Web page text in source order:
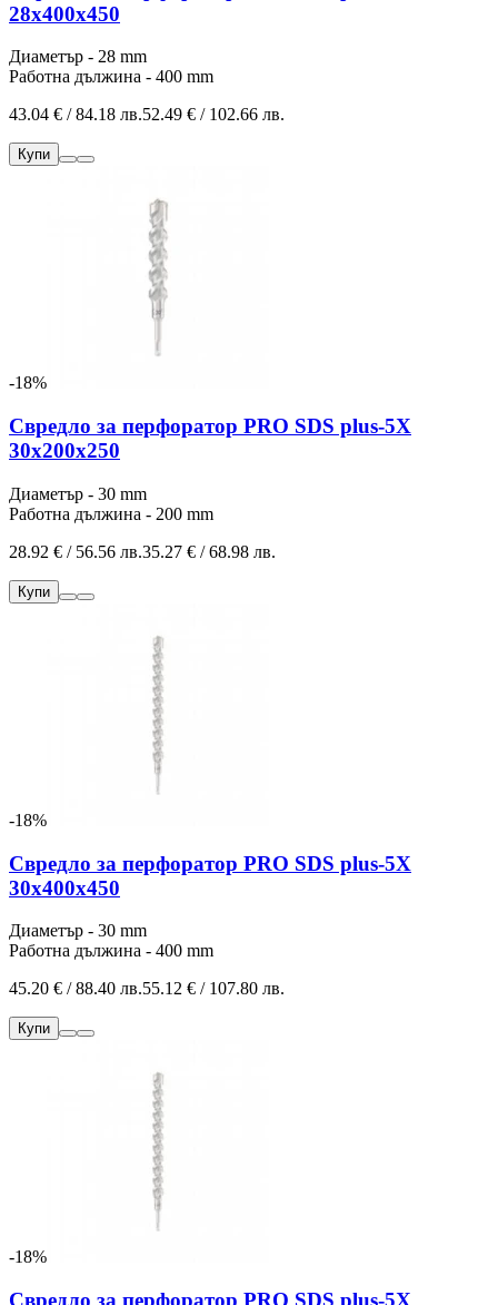
28x400x450
Диаметър - 28 mm
Работна дължина - 400 mm
43.04 € / 84.18 лв.52.49 € / 102.66 лв.
Купи
-18%
Свредло за перфоратор PRO SDS plus-5X
30x200x250
Диаметър - 30 mm
Работна дължина - 200 mm
28.92 € / 56.56 лв.35.27 € / 68.98 лв.
Купи
-18%
Свредло за перфоратор PRO SDS plus-5X
30x400x450
Диаметър - 30 mm
Работна дължина - 400 mm
45.20 € / 88.40 лв.55.12 € / 107.80 лв.
Купи
-18%
Свредло за перфоратор PRO SDS plus-5X